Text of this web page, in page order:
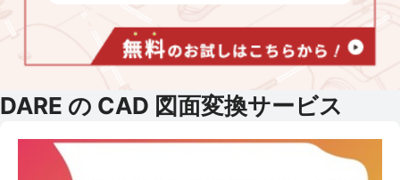
DARE の CAD 図面変換サービス